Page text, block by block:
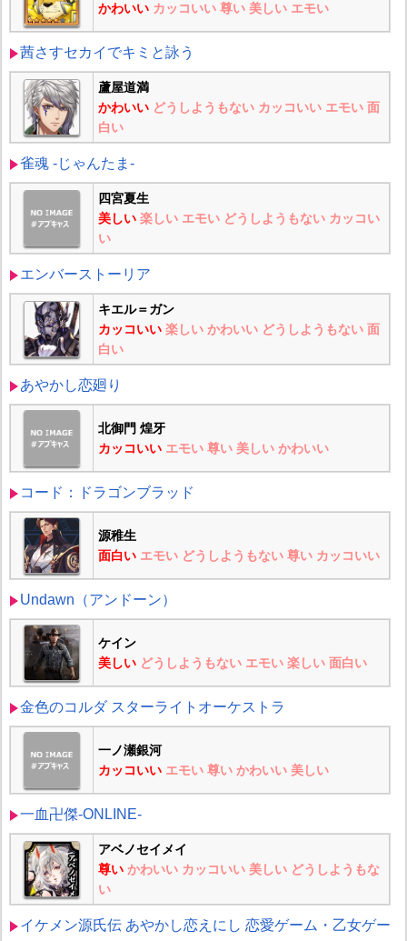
かわいい カッコいい 尊い 美しい エモい
茜さすセカイでキミと詠う
蘆屋道満
かわいい どうしようもない カッコいい エモい 面
白い
雀魂 -じゃんたま-
四宮夏生
美しい 楽しい エモい どうしようもない カッコい
い
エンバーストーリア
キエル＝ガン
カッコいい 楽しい かわいい どうしようもない 面
白い
あやかし恋廻り
北御門 煌牙
カッコいい エモい 尊い 美しい かわいい
コード：ドラゴンブラッド
源稚生
面白い エモい どうしようもない 尊い カッコいい
Undawn（アンドーン）
ケイン
美しい どうしようもない エモい 楽しい 面白い
金色のコルダ スターライトオーケストラ
一ノ瀬銀河
カッコいい エモい 尊い かわいい 美しい
一血卍傑-ONLINE-
アベノセイメイ
尊い かわいい カッコいい 美しい どうしようもな
い
イケメン源氏伝 あやかし恋えにし 恋愛ゲーム・乙女ゲー